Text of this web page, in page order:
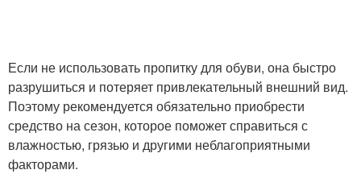
Если не использовать пропитку для обуви, она быстро
разрушиться и потеряет привлекательный внешний вид.
Поэтому рекомендуется обязательно приобрести
средство на сезон, которое поможет справиться с
влажностью, грязью и другими неблагоприятными
факторами.